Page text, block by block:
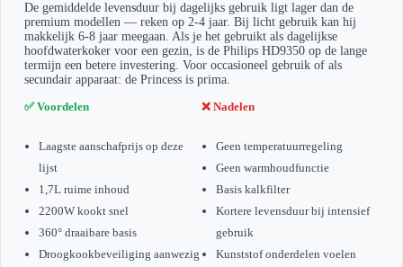
De gemiddelde levensduur bij dagelijks gebruik ligt lager dan de
premium modellen — reken op 2-4 jaar. Bij licht gebruik kan hij
makkelijk 6-8 jaar meegaan. Als je het gebruikt als dagelijkse
hoofdwaterkoker voor een gezin, is de Philips HD9350 op de lange
termijn een betere investering. Voor occasioneel gebruik of als
secundair apparaat: de Princess is prima.
✅ Voordelen
Laagste aanschafprijs op deze
lijst
1,7L ruime inhoud
2200W kookt snel
360° draaibare basis
Droogkookbeveiliging aanwezig
❌ Nadelen
Geen temperatuurregeling
Geen warmhoudfunctie
Basis kalkfilter
Kortere levensduur bij intensief
gebruik
Kunststof onderdelen voelen